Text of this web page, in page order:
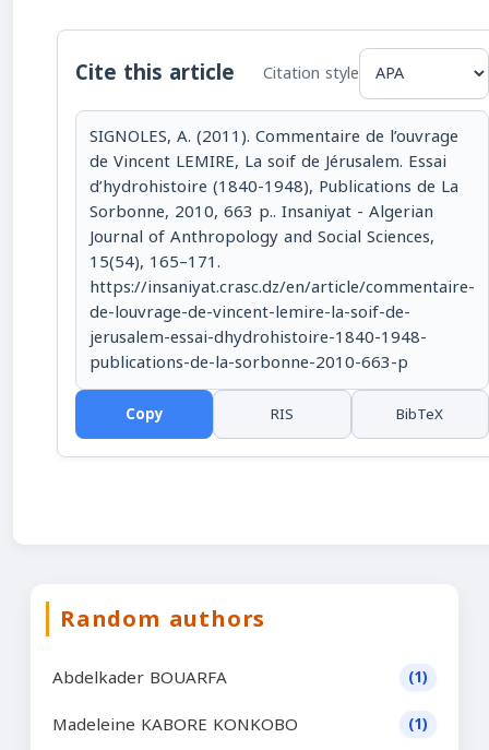
Cite this article Citation style
SIGNOLES, A. (2011). Commentaire de l’ouvrage
de Vincent LEMIRE, La soif de Jérusalem. Essai
d’hydrohistoire (1840-1948), Publications de La
Sorbonne, 2010, 663 p.. Insaniyat - Algerian
Journal of Anthropology and Social Sciences,
15(54), 165–171.
https://insaniyat.crasc.dz/en/article/commentaire-
de-louvrage-de-vincent-lemire-la-soif-de-
jerusalem-essai-dhydrohistoire-1840-1948-
publications-de-la-sorbonne-2010-663-p
Copy RIS BibTeX
Random authors
Abdelkader BOUARFA (1)
Madeleine KABORE KONKOBO (1)